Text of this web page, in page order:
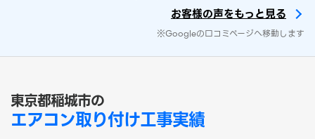
お客様の声をもっと見る
※Googleの口コミページへ移動します
東京都稲城市の
エアコン取り付け工事実績